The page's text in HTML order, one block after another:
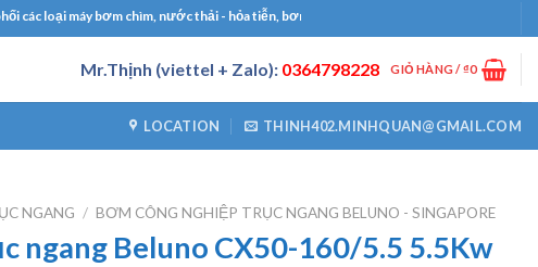
bơm chìm, nước thải - hỏa tiễn, bơm công nghiệp, bơm định lượng, máy thổi khí, máy
Mr.Thịnh (viettel + Zalo): 0364798228 GIỎ HÀNG /₫0
LOCATION THINH402.MINHQUAN@GMAIL.COM
NGANG / BƠM CÔNG NGHIỆP TRỤC NGANG BELUNO - SINGAPORE
ngang Beluno CX50-160/5.5 5.5Kw